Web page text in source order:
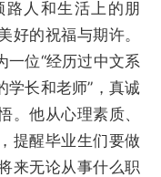
人和生活上的朋
好的祝福与期许。
一位“经历过中文系
学长和老师”，真诚
。他从心理素质、
提醒毕业生们要做
来无论从事什么职